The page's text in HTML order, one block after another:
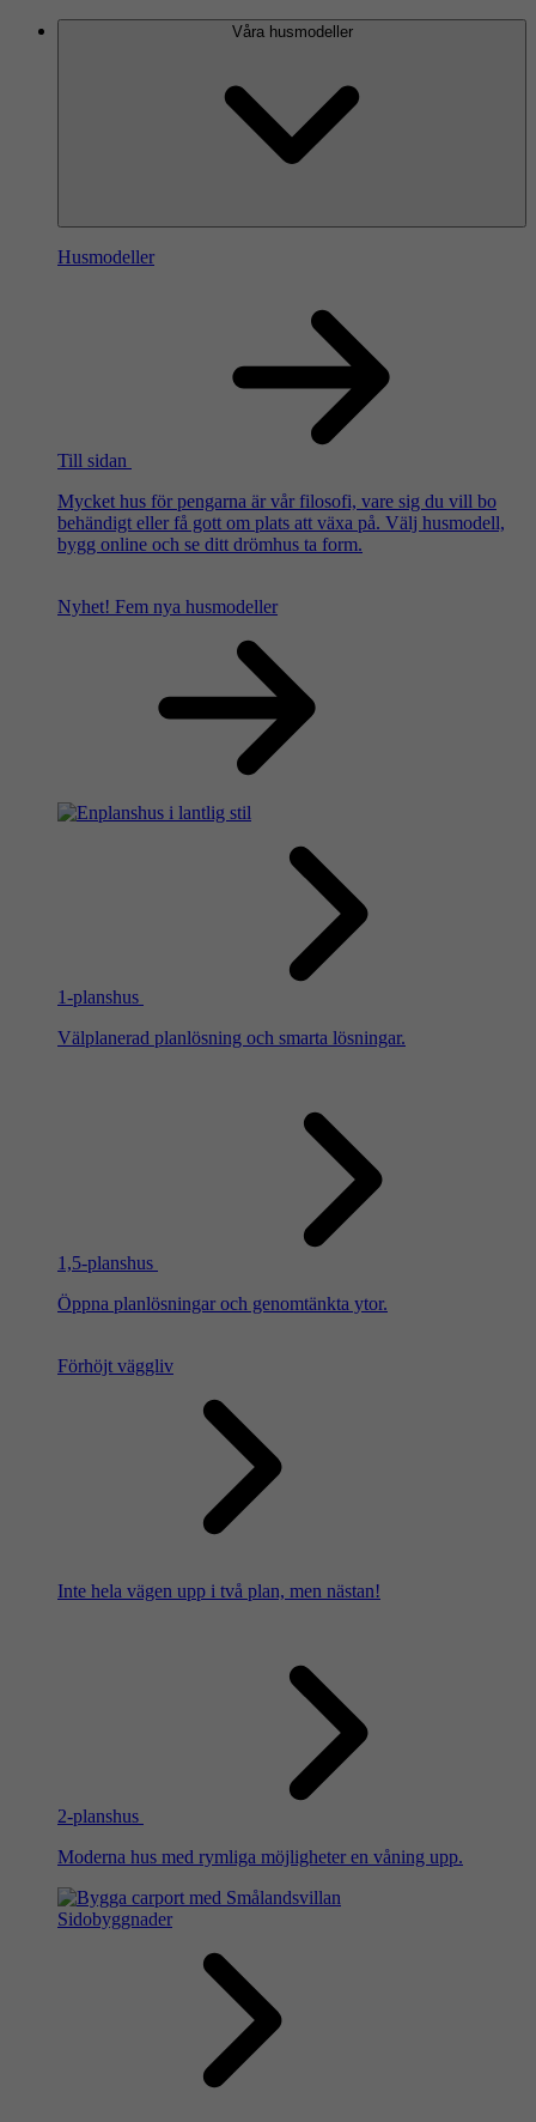
Våra husmodeller
Husmodeller
Till sidan
Mycket hus för pengarna är vår filosofi, vare sig du vill bo
behändigt eller få gott om plats att växa på. Välj husmodell,
bygg online och se ditt drömhus ta form.
Nyhet! Fem nya husmodeller
1-planshus
Välplanerad planlösning och smarta lösningar.
1,5-planshus
Öppna planlösningar och genomtänkta ytor.
Förhöjt väggliv
Inte hela vägen upp i två plan, men nästan!
2-planshus
Moderna hus med rymliga möjligheter en våning upp.
Sidobyggnader